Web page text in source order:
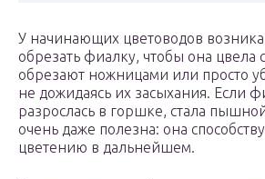
У начинающих цветоводов
обрезать фиалку, чтобы она цвела
обрезают ножницами или просто
не дожидаясь их засыхания. Если
разрослась в горшке, стала
очень даже полезна: она
цветению в дальнейшем.